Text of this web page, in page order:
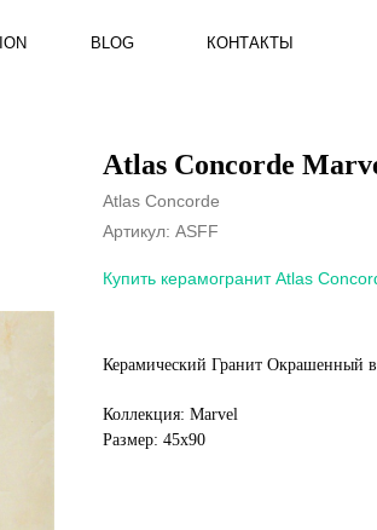
BLOG КОНТАКТЫ
Atlas Concorde
Atlas Concorde
Артикул: ASFF
Купить керамогранит Atlas
Керамический Гранит Окрашенный
Коллекция: Marvel
Размер: 45x90